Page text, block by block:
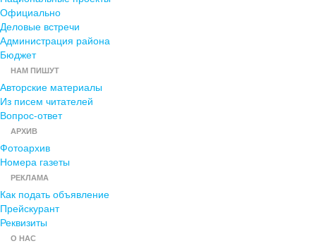
Официально
Деловые встречи
Администрация района
Бюджет
НАМ ПИШУТ
Авторские материалы
Из писем читателей
Вопрос-ответ
АРХИВ
Фотоархив
Номера газеты
РЕКЛАМА
Как подать объявление
Прейскурант
Реквизиты
О НАС